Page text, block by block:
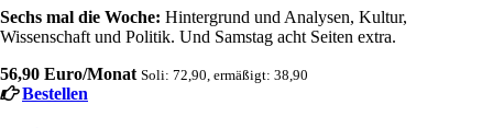
Sechs mal die Woche: Hintergrund und Analysen, Kultur,
Wissenschaft und Politik. Und Samstag acht Seiten extra.
56,90 Euro/Monat Soli: 72,90, ermäßigt: 38,90
Bestellen